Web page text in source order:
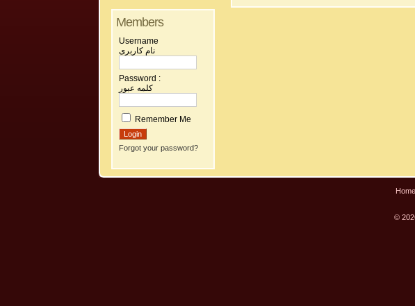
Members
Username
نام کاربری
Password :
کلمه عبور
Remember Me
Forgot your password?
©